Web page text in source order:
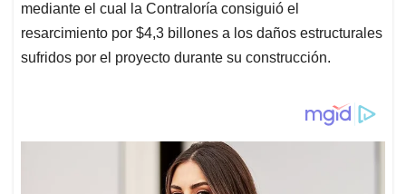
mediante el cual la Contraloría consiguió el
resarcimiento por $4,3 billones a los daños estructurales
sufridos por el proyecto durante su construcción.